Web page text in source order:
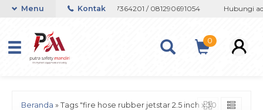
082133767508 / 081237364201 / 081290691054 Hubungi
Menu Kontak
0
Beranda » Tags "fire hose rubber jetstar 2.5 inch x 30